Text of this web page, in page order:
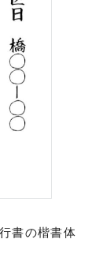
書の楷書体